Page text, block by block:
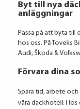
Byt till nya
anläggningar
Passa på att byta till
hos oss. På Toveks
Audi, Škoda &
Förvara dina
Spara tid, arbete
våra däckhotell. Hos